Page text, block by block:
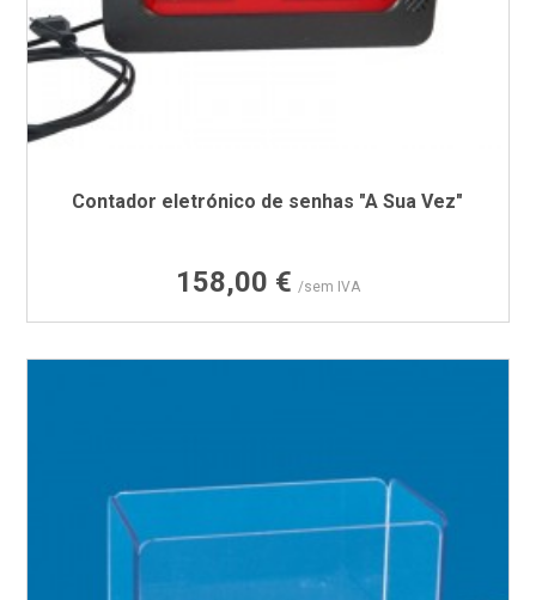
Contador eletrónico de senhas "A Sua Vez"
Preço
158,00 € /sem IVA